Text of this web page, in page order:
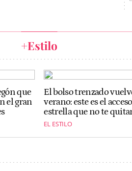
+Estilo
que
el gran
El bolso trenzado
verano: este es el
estrella que no te
EL ESTILO